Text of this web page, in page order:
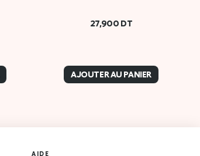
27,900 DT
AJOUTER AU PANIER
AIDE